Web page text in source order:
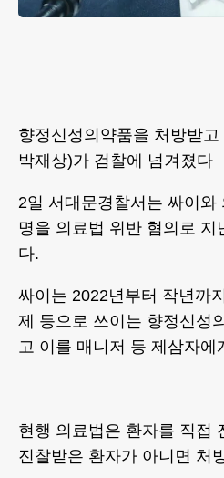
향정신성의약품을 처방받
박재상)가 검찰에 넘겨졌다
2일 서대문경찰서는 싸이
명을 의료법 위반 혐의로
다.
싸이는 2022년부터 작년까
제 등으로 쓰이는 향정신성
고 이를 매니저 등 제삼자
현행 의료법은 환자를 직접
진찰받은 환자가 아니면 처